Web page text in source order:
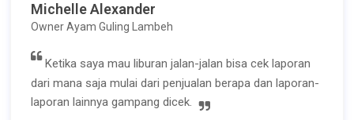
Michelle Alexander
Owner Ayam Guling Lambeh
Ketika saya mau liburan jalan-jalan bisa cek laporan
dari mana saja mulai dari penjualan berapa dan laporan-
laporan lainnya gampang dicek.